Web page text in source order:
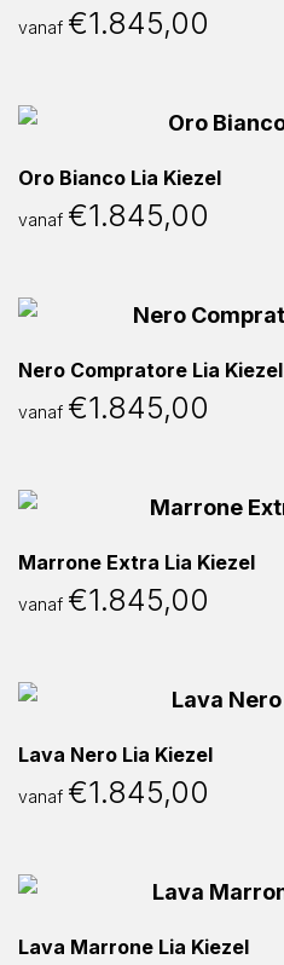
vanaf €1.845,00
Oro Bianco Lia Kiezel
vanaf €1.845,00
Nero Compratore Lia Kiezel
vanaf €1.845,00
Marrone Extra Lia Kiezel
vanaf €1.845,00
Lava Nero Lia Kiezel
vanaf €1.845,00
Lava Marrone Lia Kiezel